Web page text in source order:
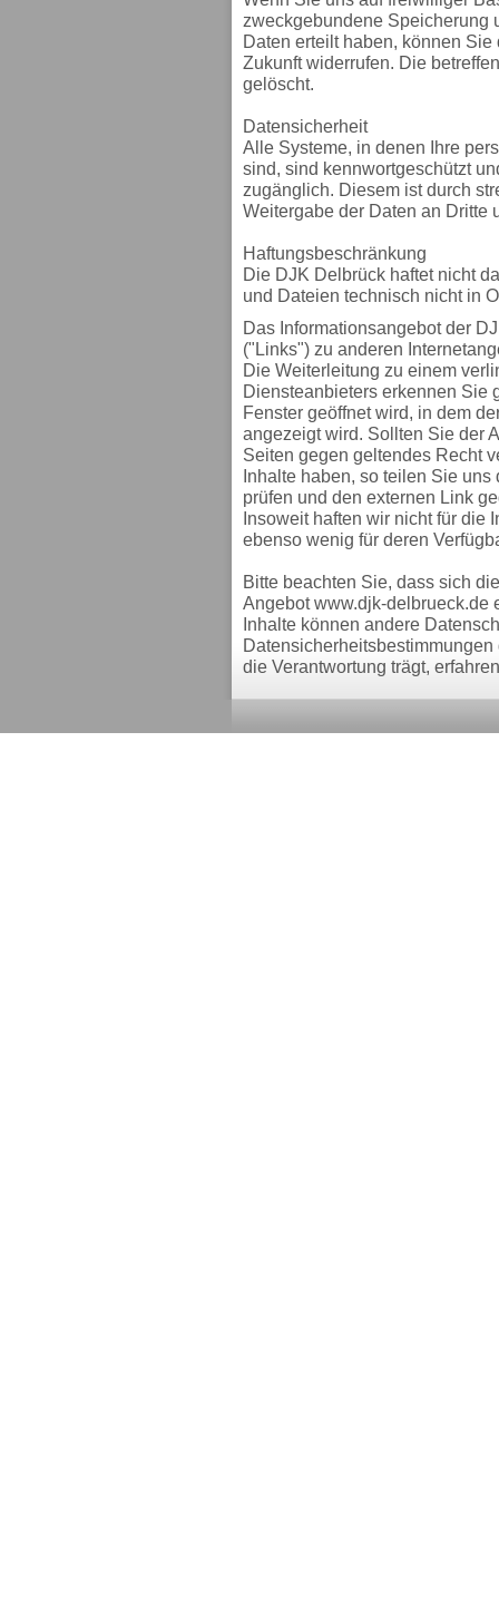
zweckgebundene Speicherung
Daten erteilt haben, können
Zukunft widerrufen. Die
gelöscht.
Datensicherheit
Alle Systeme, in denen Ihre
sind, sind kennwortgeschützt
zugänglich. Diesem ist durch
Weitergabe der Daten an Dritte
Haftungsbeschränkung
Die DJK Delbrück haftet nicht
und Dateien technisch nicht in
Das Informationsangebot der
("Links") zu anderen
Die Weiterleitung zu einem
Diensteanbieters erkennen Sie
Fenster geöffnet wird, in dem
angezeigt wird. Sollten Sie der
Seiten gegen geltendes Recht
Inhalte haben, so teilen Sie
prüfen und den externen Link
Insoweit haften wir nicht für die
ebenso wenig für deren
Bitte beachten Sie, dass sich
Angebot www.djk-delbrueck.de
Inhalte können andere
die Verantwortung trägt,